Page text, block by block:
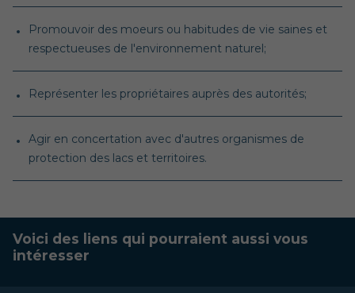
Promouvoir des moeurs ou habitudes de vie saines et
respectueuses de l'environnement naturel;
Représenter les propriétaires auprès des autorités;
Agir en concertation avec d'autres organismes de
protection des lacs et territoires.
Voici des liens qui pourraient aussi vous
intéresser